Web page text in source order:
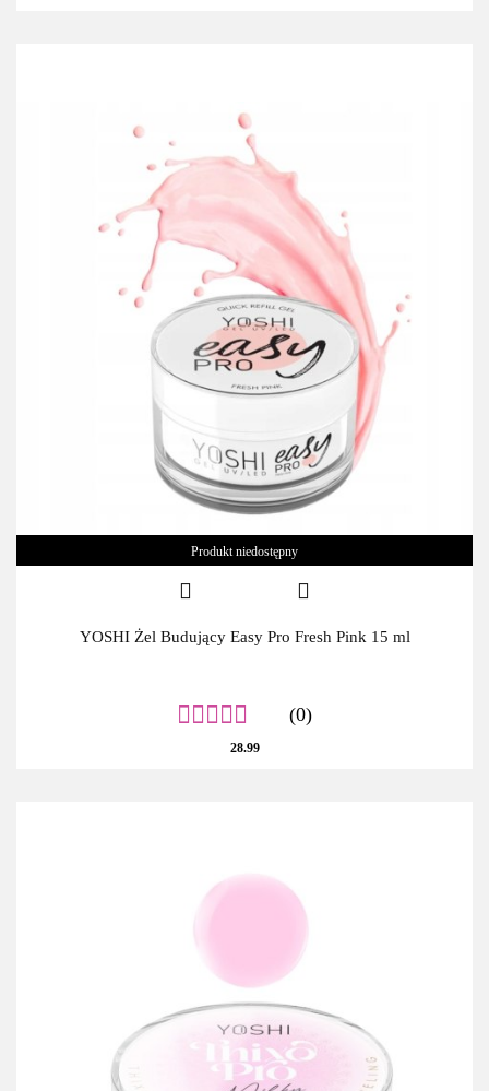
Produkt niedostępny
YOSHI Żel Budujący Easy Pro Fresh Pink 15 ml
(0)
28.99